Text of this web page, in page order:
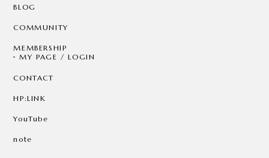
BLOG
COMMUNITY
MEMBERSHIP
MY PAGE / LOGIN
CONTACT
HP:LINK
YouTube
note